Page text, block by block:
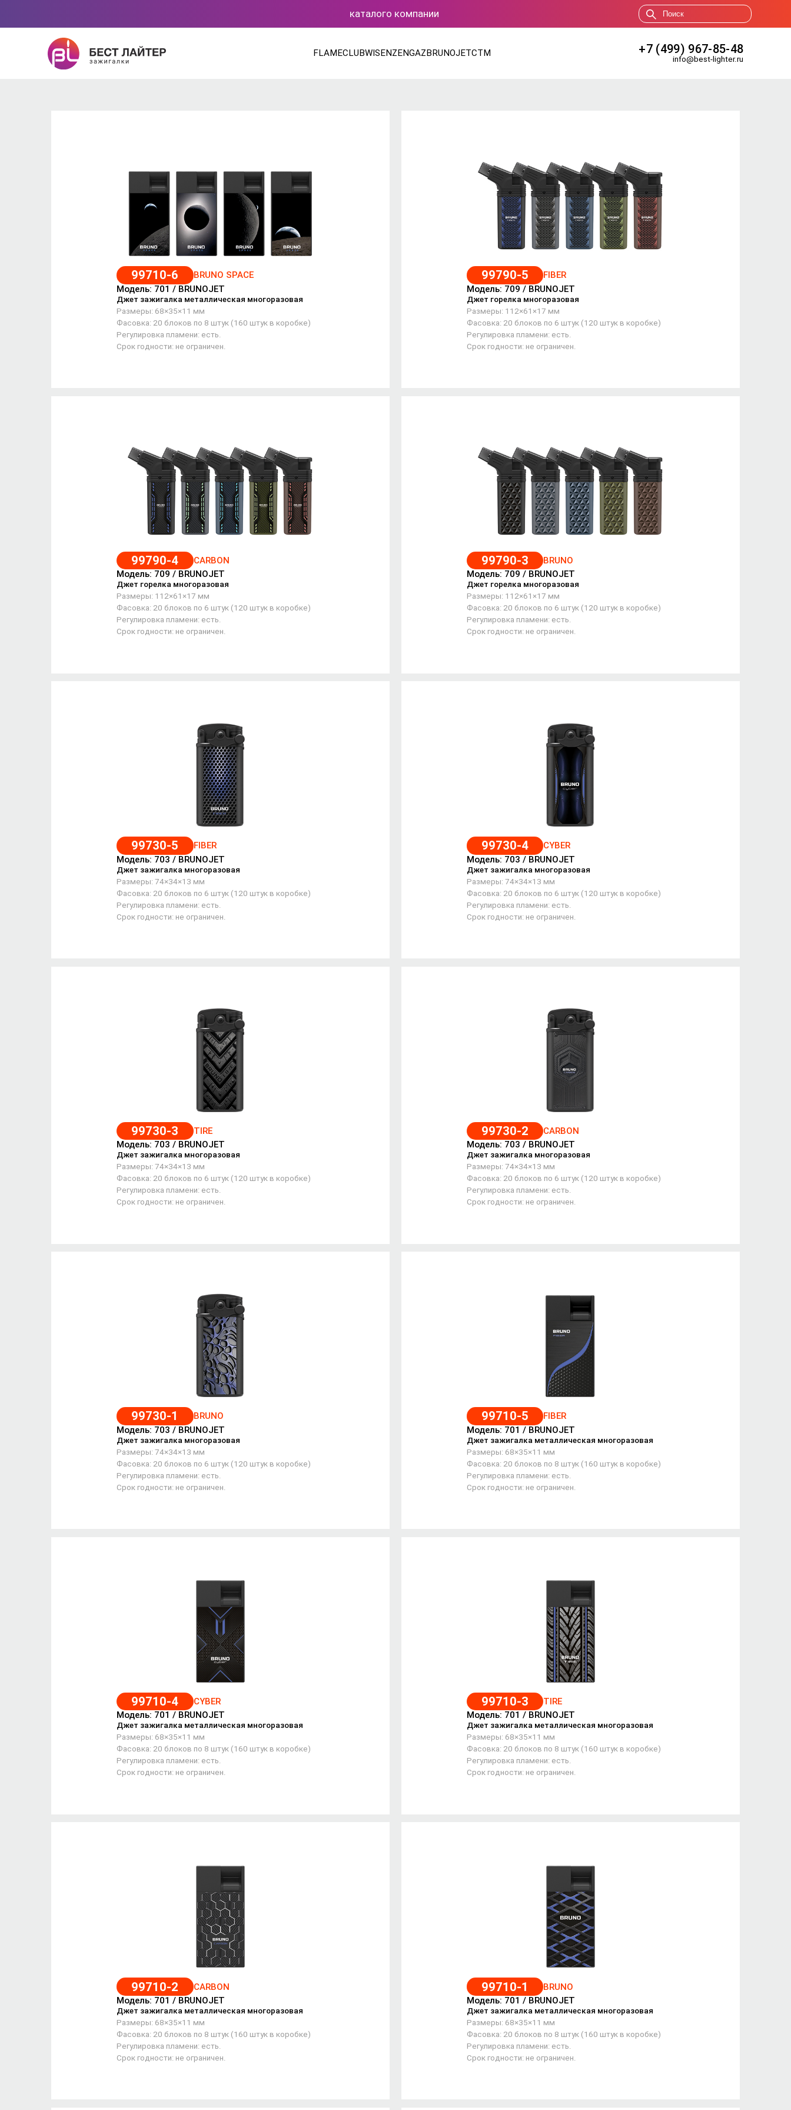
каталого компании
FLAMECLUBWISENZENGAZBRUNOJETCTM +7 (499) 967-85-48
info@best-lighter.ru
99710-6
BRUNO SPACE
Модель: 701 / BRUNOJET
Джет зажигалка металлическая многоразовая
Размеры: 68×35×11 мм
Фасовка: 20 блоков по 8 штук (160 штук в коробке)
Регулировка пламени: есть.
Срок годности: не ограничен.
99790-5
FIBER
Модель: 709 / BRUNOJET
Джет горелка многоразовая
Размеры: 112×61×17 мм
Фасовка: 20 блоков по 6 штук (120 штук в коробке)
Регулировка пламени: есть.
Срок годности: не ограничен.
99790-4
CARBON
Модель: 709 / BRUNOJET
Джет горелка многоразовая
Размеры: 112×61×17 мм
Фасовка: 20 блоков по 6 штук (120 штук в коробке)
Регулировка пламени: есть.
Срок годности: не ограничен.
99790-3
BRUNO
Модель: 709 / BRUNOJET
Джет горелка многоразовая
Размеры: 112×61×17 мм
Фасовка: 20 блоков по 6 штук (120 штук в коробке)
Регулировка пламени: есть.
Срок годности: не ограничен.
99730-5
FIBER
Модель: 703 / BRUNOJET
Джет зажигалка многоразовая
Размеры: 74×34×13 мм
Фасовка: 20 блоков по 6 штук (120 штук в коробке)
Регулировка пламени: есть.
Срок годности: не ограничен.
99730-4
CYBER
Модель: 703 / BRUNOJET
Джет зажигалка многоразовая
Размеры: 74×34×13 мм
Фасовка: 20 блоков по 6 штук (120 штук в коробке)
Регулировка пламени: есть.
Срок годности: не ограничен.
99730-3
TIRE
Модель: 703 / BRUNOJET
Джет зажигалка многоразовая
Размеры: 74×34×13 мм
Фасовка: 20 блоков по 6 штук (120 штук в коробке)
Регулировка пламени: есть.
Срок годности: не ограничен.
99730-2
CARBON
Модель: 703 / BRUNOJET
Джет зажигалка многоразовая
Размеры: 74×34×13 мм
Фасовка: 20 блоков по 6 штук (120 штук в коробке)
Регулировка пламени: есть.
Срок годности: не ограничен.
99730-1
BRUNO
Модель: 703 / BRUNOJET
Джет зажигалка многоразовая
Размеры: 74×34×13 мм
Фасовка: 20 блоков по 6 штук (120 штук в коробке)
Регулировка пламени: есть.
Срок годности: не ограничен.
99710-5
FIBER
Модель: 701 / BRUNOJET
Джет зажигалка металлическая многоразовая
Размеры: 68×35×11 мм
Фасовка: 20 блоков по 8 штук (160 штук в коробке)
Регулировка пламени: есть.
Срок годности: не ограничен.
99710-4
CYBER
Модель: 701 / BRUNOJET
Джет зажигалка металлическая многоразовая
Размеры: 68×35×11 мм
Фасовка: 20 блоков по 8 штук (160 штук в коробке)
Регулировка пламени: есть.
Срок годности: не ограничен.
99710-3
TIRE
Модель: 701 / BRUNOJET
Джет зажигалка металлическая многоразовая
Размеры: 68×35×11 мм
Фасовка: 20 блоков по 8 штук (160 штук в коробке)
Регулировка пламени: есть.
Срок годности: не ограничен.
99710-2
CARBON
Модель: 701 / BRUNOJET
Джет зажигалка металлическая многоразовая
Размеры: 68×35×11 мм
Фасовка: 20 блоков по 8 штук (160 штук в коробке)
Регулировка пламени: есть.
Срок годности: не ограничен.
99710-1
BRUNO
Модель: 701 / BRUNOJET
Джет зажигалка металлическая многоразовая
Размеры: 68×35×11 мм
Фасовка: 20 блоков по 8 штук (160 штук в коробке)
Регулировка пламени: есть.
Срок годности: не ограничен.